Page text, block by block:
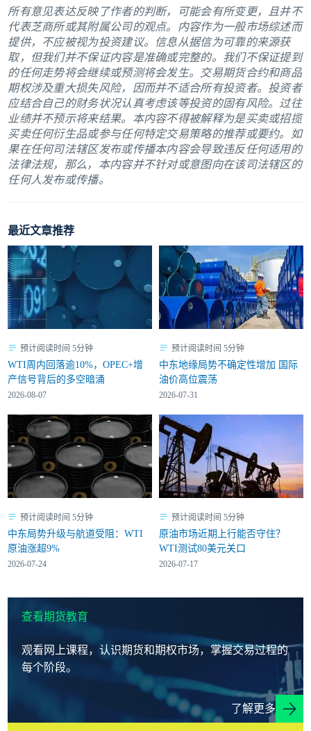
所有意见表达反映了作者的判断，可能会有所变更，且并不
代表芝商所或其附属公司的观点。内容作为一般市场综述而
提供，不应被视为投资建议。信息从据信为可靠的来源获
取，但我们并不保证内容是准确或完整的。我们不保证提到
的任何走势将会继续或预测将会发生。交易期货合约和商品
期权涉及重大损失风险，因而并不适合所有投资者。投资者
应结合自己的财务状况认真考虑该等投资的固有风险。过往
业绩并不预示将来结果。本内容不得被解释为是买卖或招揽
买卖任何衍生品或参与任何特定交易策略的推荐或要约。如
果在任何司法辖区发布或传播本内容会导致违反任何适用的
法律法规，那么，本内容并不针对或意图向在该司法辖区的
任何人发布或传播。
最近文章推荐
预计阅读时间 5分钟
WTI周内回落逾10%，OPEC+增
产信号背后的多空暗涌
2026-08-07
预计阅读时间 5分钟
中东地缘局势不确定性增加 国际
油价高位震荡
2026-07-31
预计阅读时间 5分钟
中东局势升级与航道受阻：WTI
原油涨超9%
2026-07-24
预计阅读时间 5分钟
原油市场近期上行能否守住？
WTI测试80美元关口
2026-07-17
查看期货教育
观看网上课程，认识期货和期权市场，掌握交易过程的
每个阶段。
了解更多